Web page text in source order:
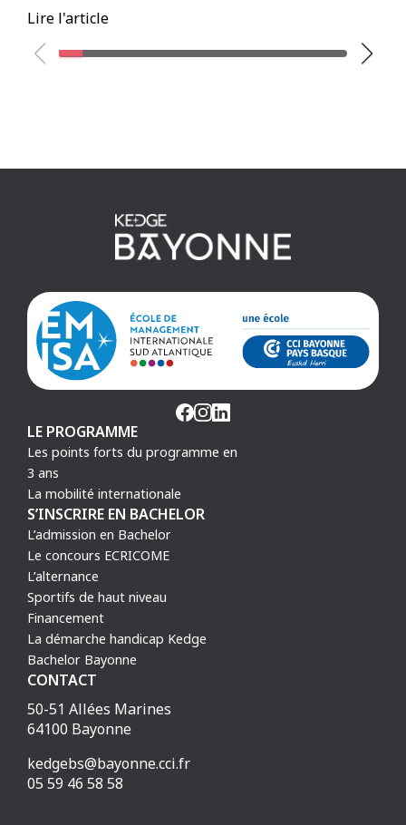
Lire l'article
LE PROGRAMME
Les points forts du programme en
3 ans
La mobilité internationale
S’INSCRIRE EN BACHELOR
L’admission en Bachelor
Le concours ECRICOME
L’alternance
Sportifs de haut niveau
Financement
La démarche handicap Kedge
Bachelor Bayonne
CONTACT
50-51 Allées Marines
64100 Bayonne
kedgebs@bayonne.cci.fr
05 59 46 58 58